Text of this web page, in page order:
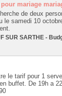
mariage
de deux
le samedi 10
SUR SARTHE -
le tarif pour 1
buffet. De 19h a